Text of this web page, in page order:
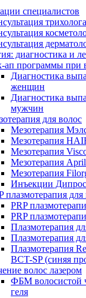
специалистов
трихолога
диагностика и
ап программы при
Диагностика
женщин
Диагностика
мужчин
для волос
Мезотерапия
Мезотерапия
Мезотерапия
Мезотерапия
Мезотерапия
Инъекции
плазмотерапия для
PRP
PRP
Плазмотерапия
Плазмотерапия
Плазмотерапия
BCT-SP (синяя
волос лазером
ФБМ волосистой
геля